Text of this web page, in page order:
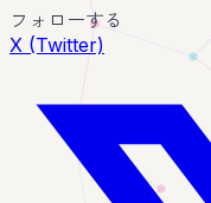
フォローする
X (Twitter)